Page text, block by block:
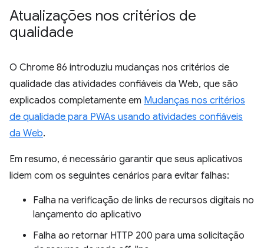
Atualizações nos critérios de
qualidade
O Chrome 86 introduziu mudanças nos critérios de
qualidade das atividades confiáveis da Web, que são
explicados completamente em Mudanças nos critérios
de qualidade para PWAs usando atividades confiáveis
da Web.
Em resumo, é necessário garantir que seus aplicativos
lidem com os seguintes cenários para evitar falhas:
Falha na verificação de links de recursos digitais no
lançamento do aplicativo
Falha ao retornar HTTP 200 para uma solicitação